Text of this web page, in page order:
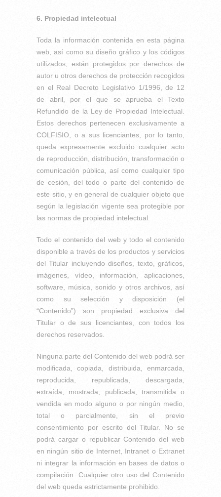
6. Propiedad intelectual
Toda la información contenida en esta página
web, así como su diseño gráfico y los códigos
utilizados, están protegidos por derechos de
autor u otros derechos de protección recogidos
en el Real Decreto Legislativo 1/1996, de 12
de abril, por el que se aprueba el Texto
Refundido de la Ley de Propiedad Intelectual.
Estos derechos pertenecen exclusivamente a
COLFISIO, o a sus licenciantes, por lo tanto,
queda expresamente excluido cualquier acto
de reproducción, distribución, transformación o
comunicación pública, así como cualquier tipo
de cesión, del todo o parte del contenido de
este sitio, y en general de cualquier objeto que
según la legislación vigente sea protegible por
las normas de propiedad intelectual.
Todo el contenido del web y todo el contenido
disponible a través de los productos y servicios
del Titular incluyendo diseños, texto, gráficos,
imágenes, vídeo, información, aplicaciones,
software, música, sonido y otros archivos, así
como su selección y disposición (el
“Contenido”) son propiedad exclusiva del
Titular o de sus licenciantes, con todos los
derechos reservados.
Ninguna parte del Contenido del web podrá ser
modificada, copiada, distribuida, enmarcada,
reproducida, republicada, descargada,
extraída, mostrada, publicada, transmitida o
vendida en modo alguno o por ningún medio,
total o parcialmente, sin el previo
consentimiento por escrito del Titular. No se
podrá cargar o republicar Contenido del web
en ningún sitio de Internet, Intranet o Extranet
ni integrar la información en bases de datos o
compilación. Cualquier otro uso del Contenido
del web queda estrictamente prohibido.